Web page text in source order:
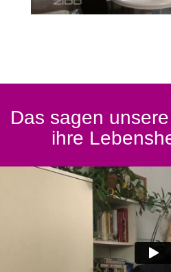
Das sagen
ihre